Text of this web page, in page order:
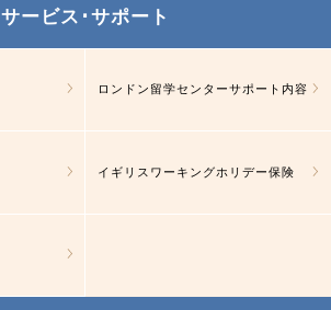
サービス･サポート
ロンドン留学センターサポート内容
イギリスワーキングホリデー保険